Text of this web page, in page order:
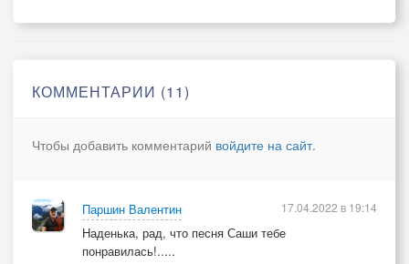
Колокол звучит в свете от свечи
КОММЕНТАРИИ (11)
Чтобы добавить комментарий войдите на сайт.
Паршин Валентин
Наденька, рад, что песня Саши тебе
понравилась!.....
17.04.2022 в 19:14